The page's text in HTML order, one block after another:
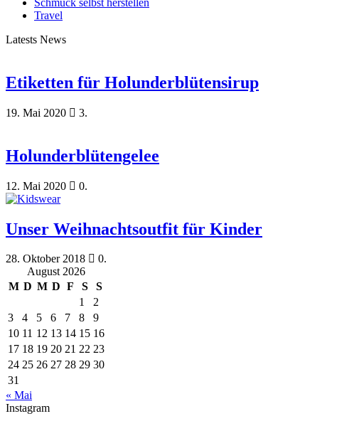
Schmuck selbst herstellen
Travel
Latests News
Etiketten für Holunderblütensirup
19. Mai 2020 3.
Holunderblütengelee
12. Mai 2020 0.
Unser Weihnachtsoutfit für Kinder
28. Oktober 2018
0.
August 2026
M D M D F S
S
1
2
3
4 5 6 7 8
9
10 11 12 13 14 15 16
17 18 19 20 21 22 23
24 25 26 27 28 29 30
31
« Mai
Instagram